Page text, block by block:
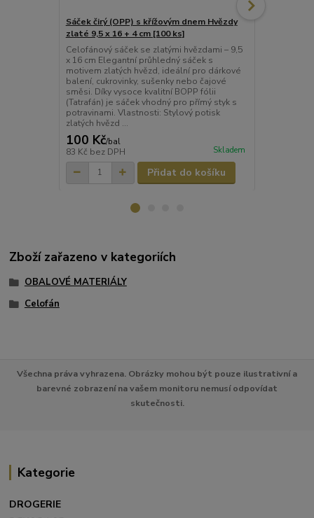
Sáček čirý (OPP) s křížovým dnem Hvězdy
zlaté 9,5 x 16 + 4 cm [100 ks]
Celofánový sáček se zlatými hvězdami – 9,5
x 16 cm Elegantní průhledný sáček s
motivem zlatých hvězd, ideální pro dárkové
balení, cukrovinky, sušenky nebo čajové
směsi. Díky vysoce kvalitní BOPP fólii
(Tatrafán) je sáček vhodný pro přímý styk s
potravinami. Vlastnosti: Stylový potisk
zlatých hvězd ...
100 Kč/bal
83 Kč bez DPH Skladem
Přidat do košíku
Zboží zařazeno v kategoriích
OBALOVÉ MATERIÁLY
Celofán
Všechna práva vyhrazena. Obrázky mohou být pouze ilustrativní a
barevné zobrazení na vašem monitoru nemusí odpovídat
skutečnosti.
Kategorie
DROGERIE